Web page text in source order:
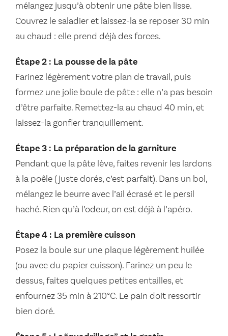
mélangez jusqu’à obtenir une pâte bien lisse.
Couvrez le saladier et laissez-la se reposer 30 min
au chaud : elle prend déjà des forces.
Étape 2 : La pousse de la pâte
Farinez légèrement votre plan de travail, puis
formez une jolie boule de pâte : elle n’a pas besoin
d’être parfaite. Remettez-la au chaud 40 min, et
laissez-la gonfler tranquillement.
Étape 3 : La préparation de la garniture
Pendant que la pâte lève, faites revenir les lardons
à la poêle (juste dorés, c’est parfait). Dans un bol,
mélangez le beurre avec l’ail écrasé et le persil
haché. Rien qu’à l’odeur, on est déjà à l’apéro.
Étape 4 : La première cuisson
Posez la boule sur une plaque légèrement huilée
(ou avec du papier cuisson). Farinez un peu le
dessus, faites quelques petites entailles, et
enfournez 35 min à 210°C. Le pain doit ressortir
bien doré.